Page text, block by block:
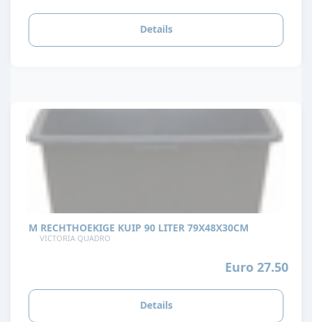
Details
M RECHTHOEKIGE KUIP 90 LITER 79X48X30CM
VICTORIA QUADRO
Euro 27.50
Details